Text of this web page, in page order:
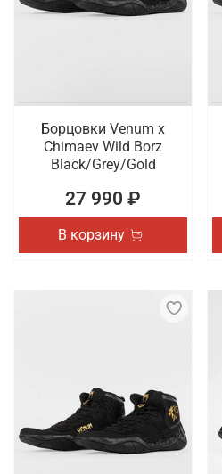
занятия разными видами
Борцовки Venum x
Chimaev Wild Borz
Black/Grey/Gold
27 990 ₽
В корзину